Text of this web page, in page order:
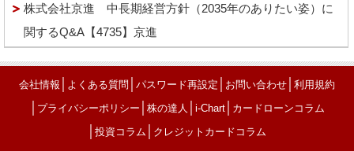
株式会社京進 中長期経営方針（2035年のありたい姿）に
関するQ&A【4735】京進
会社情報 よくある質問 パスワード再設定 お問い合わせ 利用規約
プライバシーポリシー 株の達人 i-Chart│ カードローンコラム
投資コラム クレジットカードコラム